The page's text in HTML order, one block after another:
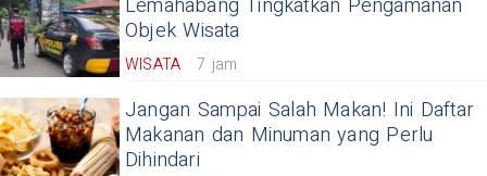
Objek Wisata
WISATA 7 jam
Jangan Sampai Salah Makan! Ini Daftar
Makanan dan Minuman yang Perlu
Dihindari